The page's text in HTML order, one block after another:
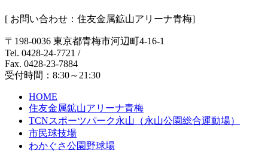
[ お問い合わせ：住友金属鉱山アリーナ青梅]
〒198-0036 東京都青梅市河辺町4-16-1
Tel. 0428-24-7721 /
Fax. 0428-23-7884
受付時間：8:30～21:30
HOME
住友金属鉱山アリーナ青梅
TCNスポーツパーク永山（永山公園総合運動場）
市民球技場
わかぐさ公園野球場